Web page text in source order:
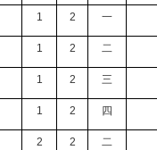
1 2 一
1 2 二
1 2 三
1 2 四
2 2 二